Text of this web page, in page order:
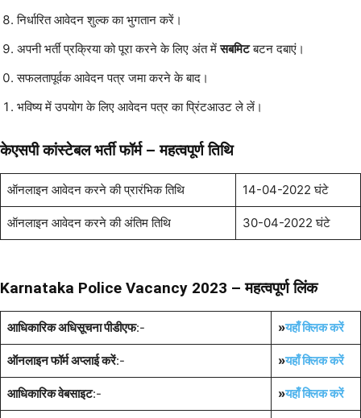
निर्धारित आवेदन शुल्क का भुगतान करें।
अपनी भर्ती प्रक्रिया को पूरा करने के लिए अंत मेंसबमिटबटन दबाएं।
सफलतापूर्वक आवेदन पत्र जमा करने के बाद।
भविष्य में उपयोग के लिए आवेदन पत्र का प्रिंटआउट ले लें।
केएसपी कांस्टेबल भर्ती फॉर्म –महत्वपूर्ण तिथि
ऑनलाइन आवेदन करने की प्रारंभिक तिथि 14-04-2022 घंटे
ऑनलाइन आवेदन करने की अंतिम तिथि 30-04-2022 घंटे
Karnataka Police Vacancy 2023 – महत्वपूर्ण लिंक
आधिकारिक अधिसूचना पीडीएफ:- »यहाँ क्लिक करें
ऑनलाइन फॉर्म अप्लाई करें:- »यहाँ क्लिक करें
आधिकारिक वेबसाइट:- »यहाँ क्लिक करें